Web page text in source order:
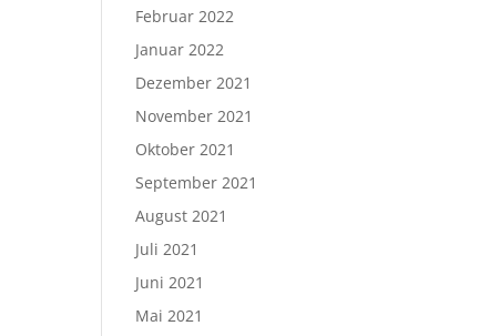
Februar 2022
Januar 2022
Dezember 2021
November 2021
Oktober 2021
September 2021
August 2021
Juli 2021
Juni 2021
Mai 2021